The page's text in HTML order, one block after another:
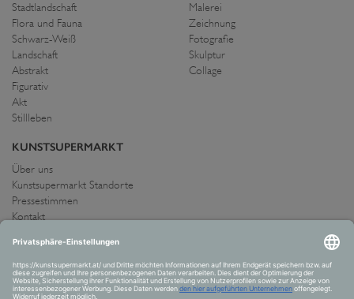
Stadtlandschaft
Flora und Fauna
Schwarz-Weiß
Landschaft
Abstrakt
Figurativ
Akt
Stillleben
Malerei
Zeichnung
Fotografie
Skulptur
Collage
KUNSTSUPERMARKT
Über uns
Kunstsupermarkt Standorte
Pressestimmen
Kontakt
IMPRESSUM UND AGB
Allgemeine Geschäftsbedingungen
Widerrufsrecht